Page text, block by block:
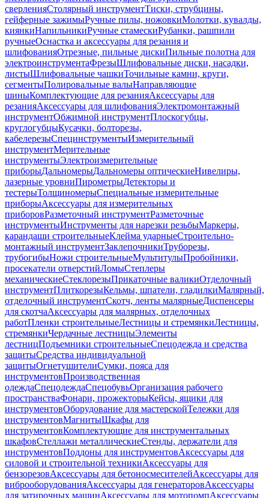
сверленияСтолярный инструментТиски, струбцины,
гейферные зажимыРучные пилы, ножовкиМолотки, кувалды,
киянкиНапильникиРучные стамескиРубанки, рашпили
ручныеОснастка и аксессуары для резания и
шлифованияОтрезные, пильные дискиПильные полотна для
электроинструментаФрезыШлифовальные диски, насадки,
листыШлифовальные чашкиТочильные камни, круги,
сегментыПолировальные валыНаправляющие
шиныКомплектующие для резанияАксессуары для
резанияАксессуары для шлифованияЭлектромонтажный
инструментОбжимной инструментПлоскогубцы,
круглогубцыКусачки, болторезы,
кабелерезыСпецинструментыИзмерительный
инструментМерительные
инструментыЭлектроизмерительные
приборыДальномерыДальномеры оптическиеНивелиры,
лазерные уровниПирометрыДетекторы и
тестерыТолщиномерыСпециальные измерительные
приборыАксессуары для измерительных
приборовРазметочный инструментРазметочные
инструментыИнструменты для нарезки резьбыМаркеры,
карандаши строительныеКлейма ударныеСтроительно-
монтажный инструментЗаклепочникиТруборезы,
трубогибыНожи строительныеМультитулыПробойники,
просекатели отверстийЛомыСтеплеры
механическиеСтеклорезыПрикаточные валикиОтделочный
инструментПлиткорезыКельмы, шпатели, гладилкиМалярный,
отделочный инструментСкотч, ленты малярныеДиспенсеры
для скотчаАксессуары для малярных, отделочных
работПленки строительныеЛестницы и стремянкиЛестницы,
стремянкиЧердачные лестницыЭлементы
лестницПодъемники строительныеСпецодежда и средства
защитыСредства индивидуальной
защитыОгнетушителиСумки, пояса для
инструментовПроизводственная
одеждаСпецодеждаСпецобувьОрганизация рабочего
пространстваФонари, прожекторыКейсы, ящики для
инструментовОборудование для мастерскойТележки для
инструментовМагнитыШкафы для
инструментовКомплектующие для инструментальных
шкафовСтеллажи металлическиеСтенды, держатели для
инструментовПоддоны для инструментовАксессуары для
силовой и строительной техникиАксессуары для
бензорезовАксессуары для бетоносмесителейАксессуары для
виброоборудованияАксессуары для генераторовАксессуары
для затирочных машинАксессуары для мотопомпАксессуары